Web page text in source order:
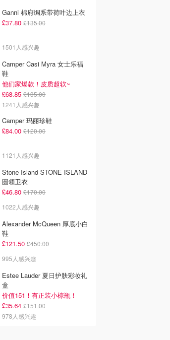
Ganni 棉府绸系带荷叶边上衣
£37.80 £135.00
1501人感兴趣
Camper Casi Myra 女士乐福
鞋
他们家爆款！皮质超软~
£68.85 £135.00
1241人感兴趣
Camper 玛丽珍鞋
£84.00 £120.00
1121人感兴趣
Stone Island STONE ISLAND
圆领卫衣
£46.80 £170.00
1022人感兴趣
Alexander McQueen 厚底小白
鞋
£121.50 £450.00
995人感兴趣
Estee Lauder 夏日护肤彩妆礼
盒
价值151！有正装小棕瓶！
£35.64 £151.00
978人感兴趣